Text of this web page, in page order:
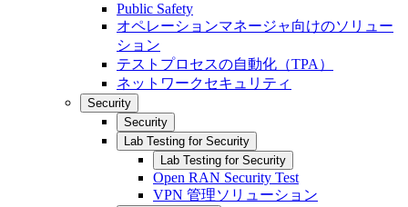
Public Safety
オペレーションマネージャ向けのソリュー
ション
テストプロセスの自動化（TPA）
ネットワークセキュリティ
Security
Security
Lab Testing for Security
Lab Testing for Security
Open RAN Security Test
VPN 管理ソリューション